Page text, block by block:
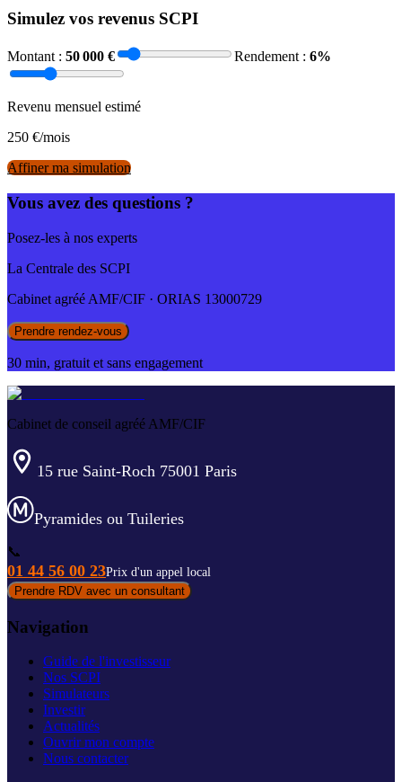
Simulez vos revenus SCPI
Montant : 50 000 € Rendement : 6%
Revenu mensuel estimé
250 €/mois
Affiner ma simulation
Vous avez des questions ?
Posez-les à nos experts
La Centrale des SCPI
Cabinet agréé AMF/CIF · ORIAS 13000729
Prendre rendez-vous
30 min, gratuit et sans engagement
Cabinet de conseil agréé AMF/CIF
15 rue Saint-Roch 75001 Paris
Pyramides ou Tuileries
📞
01 44 56 00 23Prix d'un appel local
Prendre RDV avec un consultant
Navigation
Guide de l'investisseur
Nos SCPI
Simulateurs
Investir
Actualités
Ouvrir mon compte
Nous contacter